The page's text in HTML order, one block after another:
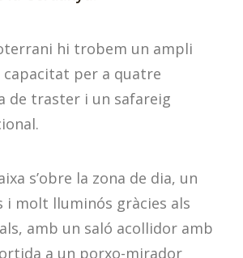
hi trobem un ampli
per a quatre
de traster i un safareig
s’obre la zona de dia, un
i molt lluminós gràcies als
amb un saló acollidor amb
a un porxo-mirador